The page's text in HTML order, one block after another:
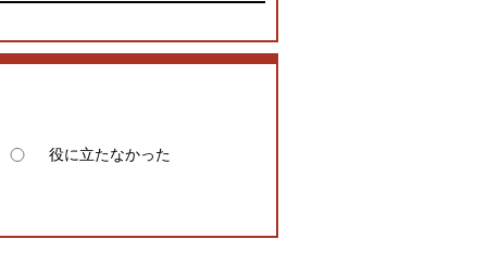
役に立たなかった